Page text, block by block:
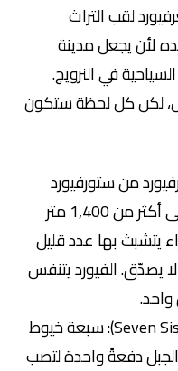
لقب التراث
لأن يجعل مدينة
في النرويج.
لكن كل لحظة ستكون
من ستورفيورد
ويضم جدرانًا صخرية ترتفع إلى أكثر من 1,400 متر
يتشبث بها عدد قليل
يصدّق. الفيورد يتنفس
واحد.
شلال العروس السبع (Seven Sisters): سبعة خيوط
دفعةً واحدة لتصب